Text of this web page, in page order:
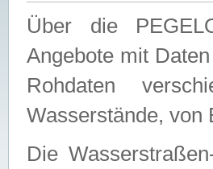
Über die
Angebote mit
Rohdaten
Wasserstände, von
Die